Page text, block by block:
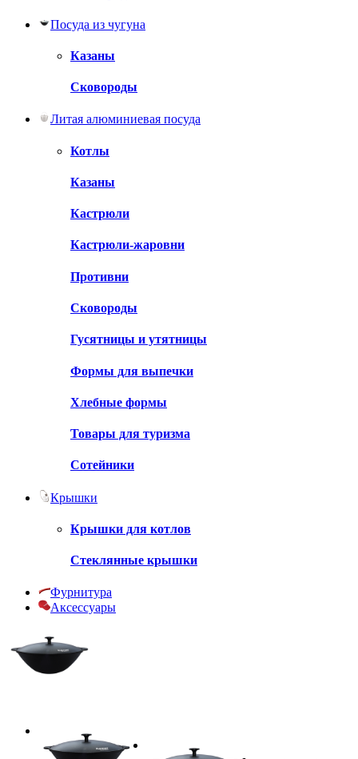
Посуда из чугуна
Казаны
Сковороды
Литая алюминиевая посуда
Котлы
Казаны
Кастрюли
Кастрюли-жаровни
Противни
Сковороды
Гусятницы и утятницы
Формы для выпечки
Хлебные формы
Товары для туризма
Сотейники
Крышки
Крышки для котлов
Стеклянные крышки
Фурнитура
Аксессуары